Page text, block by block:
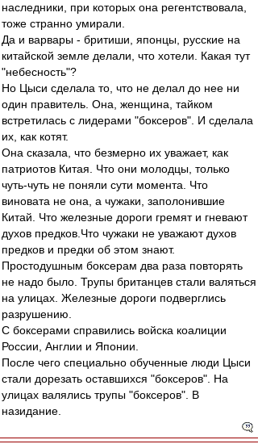
наследники, при которых она регентствовала,
тоже странно умирали.
Да и варвары - бритиши, японцы, русские на
китайской земле делали, что хотели. Какая тут
"небесность"?
Но Цыси сделала то, что не делал до нее ни
один правитель. Она, женщина, тайком
встретилась с лидерами "боксеров". И сделала
их, как котят.
Она сказала, что безмерно их уважает, как
патриотов Китая. Что они молодцы, только
чуть-чуть не поняли сути момента. Что
виновата не она, а чужаки, заполонившие
Китай. Что железные дороги гремят и гневают
духов предков.Что чужаки не уважают духов
предков и предки об этом знают.
Простодушным боксерам два раза повторять
не надо было. Трупы британцев стали валяться
на улицах. Железные дороги подверглись
разрушению.
С боксерами справились войска коалиции
России, Англии и Японии.
После чего специально обученные люди Цыси
стали дорезать оставшихся "боксеров". На
улицах валялись трупы "боксеров". В
назидание.